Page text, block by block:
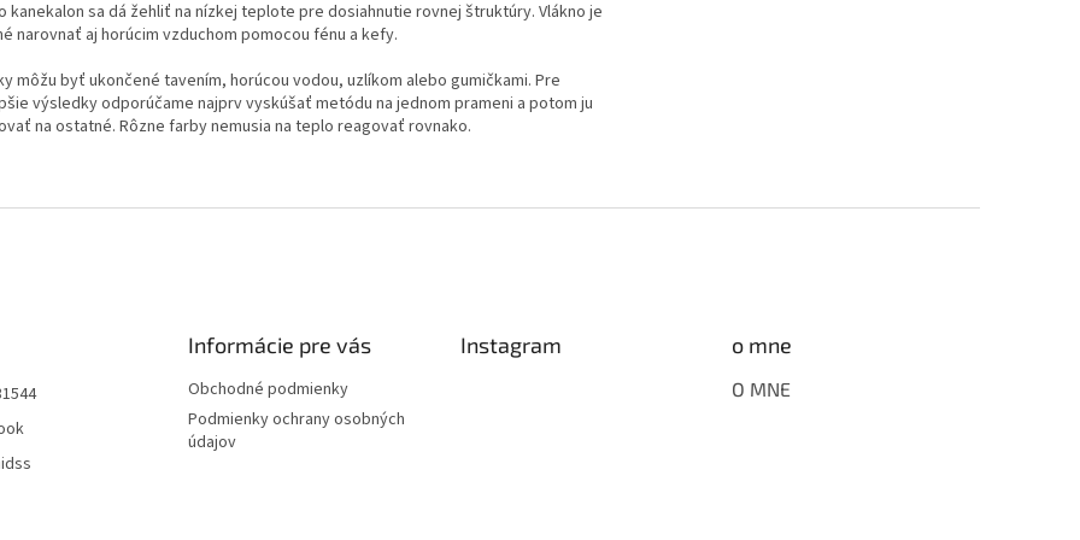
kanekalon sa dá žehliť na nízkej teplote pre dosiahnutie rovnej štruktúry. Vlákno je
narovnať aj horúcim vzduchom pomocou fénu a kefy.
môžu byť ukončené tavením, horúcou vodou, uzlíkom alebo gumičkami. Pre
výsledky odporúčame najprv vyskúšať metódu na jednom prameni a potom ju
na ostatné. Rôzne farby nemusia na teplo reagovať rovnako.
Informácie pre vás
Obchodné podmienky
Podmienky ochrany osobných
údajov
Instagram o mne
O MNE